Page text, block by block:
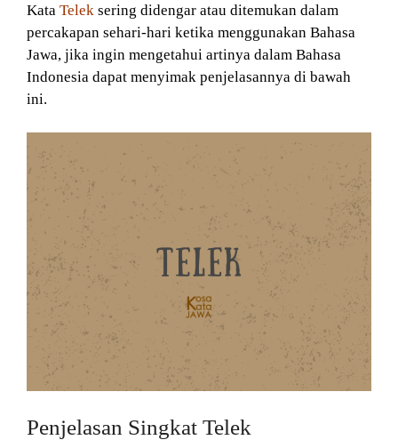
Kata Telek sering didengar atau ditemukan dalam
percakapan sehari-hari ketika menggunakan Bahasa
Jawa, jika ingin mengetahui artinya dalam Bahasa
Indonesia dapat menyimak penjelasannya di bawah
ini.
Penjelasan Singkat Telek